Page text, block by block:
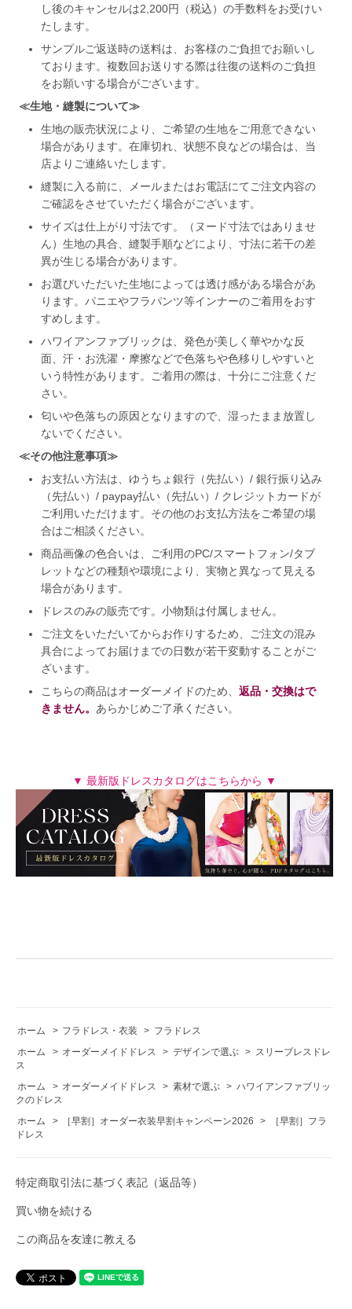
し後のキャンセルは2,200円（税込）の手数料をお受けい
たします。
サンプルご返送時の送料は、お客様のご負担でお願いし
ております。複数回お送りする際は往復の送料のご負担
をお願いする場合がございます。
≪生地・縫製について≫
生地の販売状況により、ご希望の生地をご用意できない
場合があります。在庫切れ、状態不良などの場合は、当
店よりご連絡いたします。
縫製に入る前に、メールまたはお電話にてご注文内容の
ご確認をさせていただく場合がございます。
サイズは仕上がり寸法です。（ヌード寸法ではありませ
ん）生地の具合、縫製手順などにより、寸法に若干の差
異が生じる場合があります。
お選びいただいた生地によっては透け感がある場合があ
ります。パニエやフラパンツ等インナーのご着用をおす
すめします。
ハワイアンファブリックは、発色が美しく華やかな反
面、汗・お洗濯・摩擦などで色落ちや色移りしやすいと
いう特性があります。ご着用の際は、十分にご注意くだ
さい。
匂いや色落ちの原因となりますので、湿ったまま放置し
ないでください。
≪その他注意事項≫
お支払い方法は、ゆうちょ銀行（先払い）/ 銀行振り込み
（先払い）/ paypay払い（先払い）/ クレジットカードが
ご利用いただけます。その他のお支払方法をご希望の場
合はご相談ください。
商品画像の色合いは、ご利用のPC/スマートフォン/タブ
レットなどの種類や環境により、実物と異なって見える
場合があります。
ドレスのみの販売です。小物類は付属しません。
ご注文をいただいてからお作りするため、ご注文の混み
具合によってお届けまでの日数が若干変動することがご
ざいます。
こちらの商品はオーダーメイドのため、 返品・交換はで
きません。 あらかじめご了承ください。
▼ 最新版ドレスカタログはこちらから ▼
ホーム > フラドレス・衣装 > フラドレス
ホーム
> オーダーメイドドレス > デザインで選ぶ > スリーブレスドレ
ス
ホーム
> オーダーメイドドレス > 素材で選ぶ > ハワイアンファブリッ
クのドレス
ホーム
> ［早割］オーダー衣装早割キャンペーン2026 >
［早割］フラ
ドレス
特定商取引法に基づく表記（返品等）
買い物を続ける
この商品を友達に教える